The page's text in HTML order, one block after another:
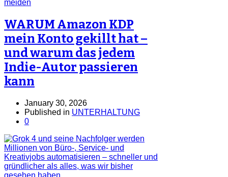
WARUM Amazon KDP
mein Konto gekillt hat –
und warum das jedem
Indie-Autor passieren
kann
January 30, 2026
Published in UNTERHALTUNG
0